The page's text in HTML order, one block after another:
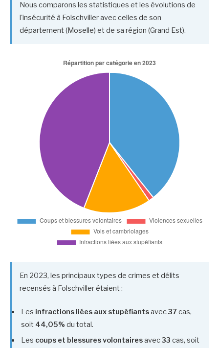
Nous comparons les statistiques et les évolutions de
l'insécurité à Folschviller avec celles de son
département (Moselle) et de sa région (Grand Est).
En 2023, les principaux types de crimes et délits
recensés à Folschviller étaient :
Les infractions liées aux stupéfiantsavec37cas,
soit 44,05% du total.
Les coups et blessures volontairesavec33 cas, soit